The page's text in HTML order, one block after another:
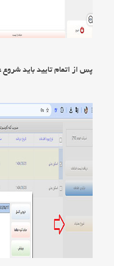
پس از اتمام تایید باید شروع